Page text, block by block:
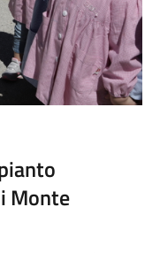
Monte